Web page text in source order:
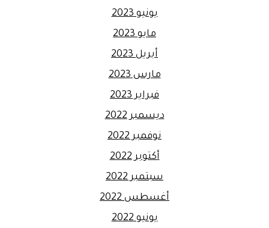
يونيو 2023
مايو 2023
أبريل 2023
مارس 2023
فبراير 2023
ديسمبر 2022
نوفمبر 2022
أكتوبر 2022
سبتمبر 2022
أغسطس 2022
يونيو 2022